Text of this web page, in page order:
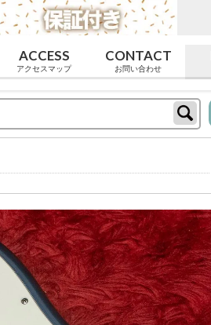
ACCESS
アクセスマップ
CONTACT
お問い合わせ